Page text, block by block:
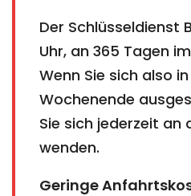
Der Schlüsseldienst
Uhr, an 365 Tagen
Wenn Sie sich also
Wochenende
Sie sich jederzeit an
wenden.
Geringe